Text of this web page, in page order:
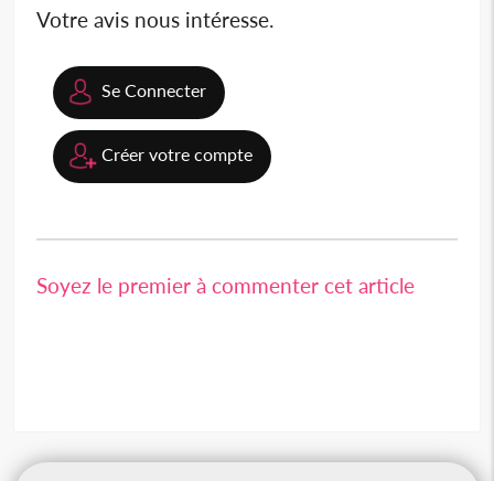
Votre avis nous intéresse.
Se Connecter
Créer votre compte
Soyez le premier à commenter cet article